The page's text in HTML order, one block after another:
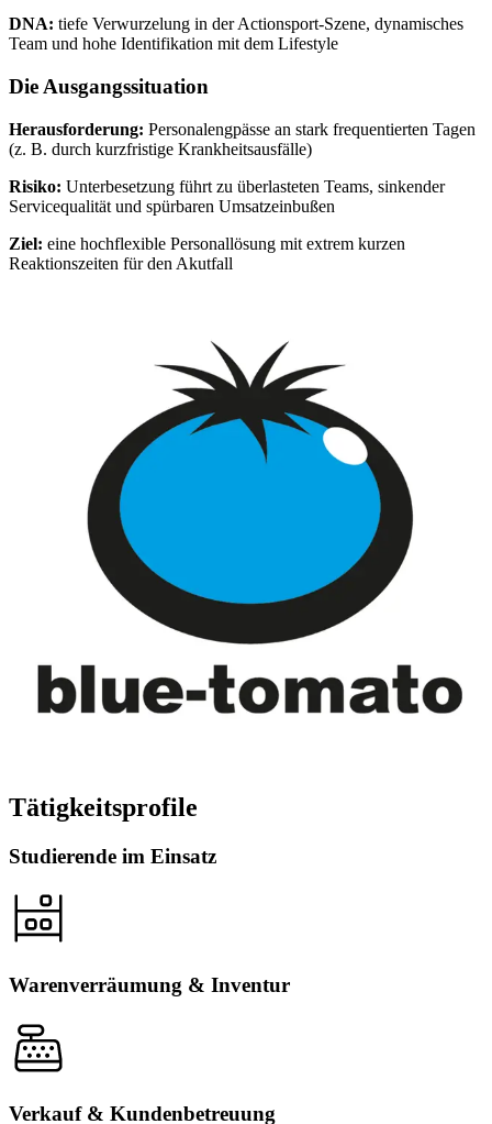
DNA: tiefe Verwurzelung in der Actionsport-Szene, dynamisches
Team und hohe Identifikation mit dem Lifestyle
Die Ausgangssituation
Herausforderung: Personalengpässe an stark frequentierten Tagen
(z. B. durch kurzfristige Krankheitsausfälle)
Risiko: Unterbesetzung führt zu überlasteten Teams, sinkender
Servicequalität und spürbaren Umsatzeinbußen
Ziel: eine hochflexible Personallösung mit extrem kurzen
Reaktionszeiten für den Akutfall
Tätigkeitsprofile
Studierende im Einsatz
Warenverräumung & Inventur
Verkauf & Kundenbetreuung